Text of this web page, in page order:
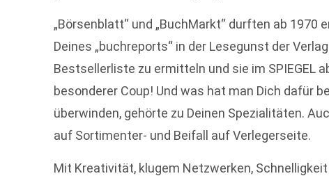
„Börsenblatt“ und „BuchMarkt“ durften ab 1970
Deines „buchreports“ in der Lesegunst der
Bestsellerliste zu ermitteln und sie im SPIEGEL
besonderer Coup! Und was hat man Dich dafür
überwinden, gehörte zu Deinen Spezialitäten.
auf Sortimenter- und Beifall auf Verlegerseite.
Mit Kreativität, klugem Netzwerken,